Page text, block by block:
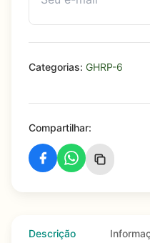
Categorias: GHRP-6
Compartilhar:
Descrição